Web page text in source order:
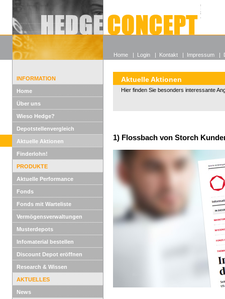
Alle
Wieso
INFORMATION
Home
Über uns
Wieso Hedge?
Depotstellenvergleich
Aktuelle Aktionen
Finderlohn!
PRODUKTE
Aktuelle Performance
Fonds
Fonds mit Warteliste
Vermögensverwaltungen
Musterdepots
Infomaterial bestellen
Discount Depot eröffnen
Research & Wissen
AKTUELLES
News
Aktuelle Aktionen
Hier finden Sie besonders interessante
1) Flossbach von Storch
Home | Login | Kontakt | Impressum |